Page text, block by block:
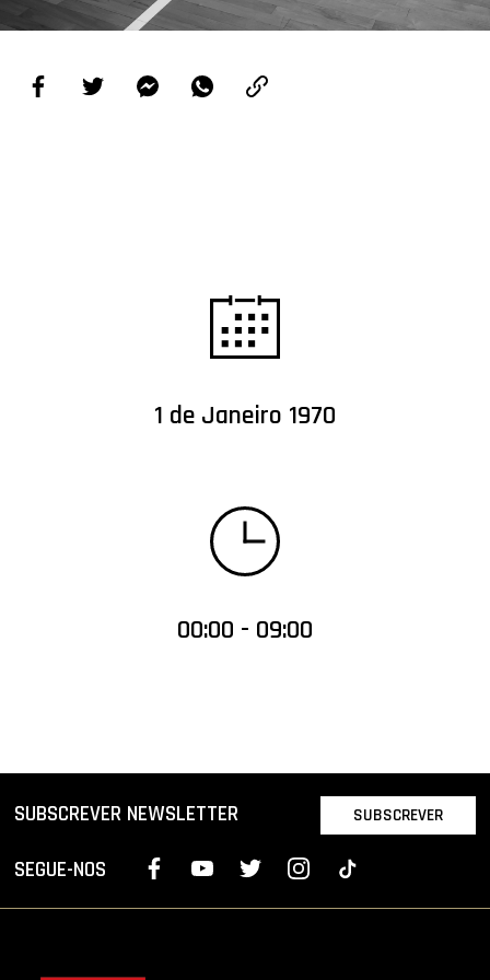
PROJETOS
LIGA BETCLIC MASCULINA
1 de Janeiro 1970
00:00 - 09:00
SUBSCREVER NEWSLETTER SUBSCREVER
SEGUE-NOS